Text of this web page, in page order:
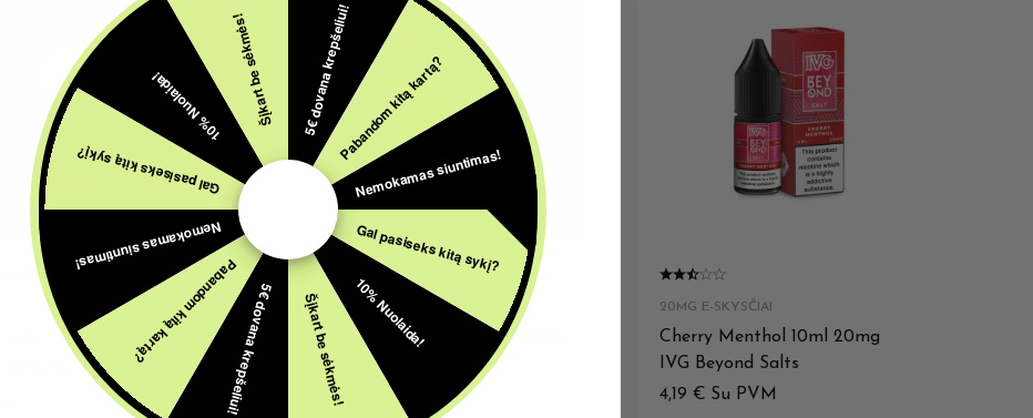
20MG E-SKYSČIAI
Cerise Glacee 20mg 10ml Pulp
Su PVM
20MG E-SKYSČIAI
Fleur De Cactus Givree 20mg
10ml Pulp
4,09
Su PVM
20MG E-SKYSČIAI
Cherry Menthol 10ml 20mg
IVG Beyond Salts
4,19 € Su PVM
5€ dovana krepšeliui!Pabandom kitą kartą?
Nemokamas siuntimas!
Gal pasiseks kitą sykį?
10% Nuolaida!
Šįkart be sėkmės!
5€ dovana krepšeliui!
Pabandom kitą kartą?
Nemokamas siuntimas!
Gal pasiseks kitą sykį?
10% Nuolaida!Šįkart be sėkmės!